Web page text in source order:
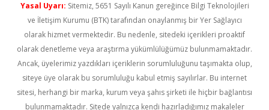
Yasal Uyarı: Sitemiz, 5651 Sayılı Kanun gereğince Bilgi Teknolojileri
ve İletişim Kurumu (BTK) tarafından onaylanmış bir Yer Sağlayıcı
olarak hizmet vermektedir. Bu nedenle, sitedeki içerikleri proaktif
olarak denetleme veya araştırma yükümlülüğümüz bulunmamaktadır.
Ancak, üyelerimiz yazdıkları içeriklerin sorumluluğunu taşımakta olup,
siteye üye olarak bu sorumluluğu kabul etmiş sayılırlar. Bu internet
sitesi, herhangi bir marka, kurum veya şahıs şirketi ile hiçbir bağlantısı
bulunmamaktadır. Sitede yalnızca kendi hazırladığımız makaleler